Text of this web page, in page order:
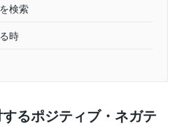
検索
時
るポジティブ・ネガテ